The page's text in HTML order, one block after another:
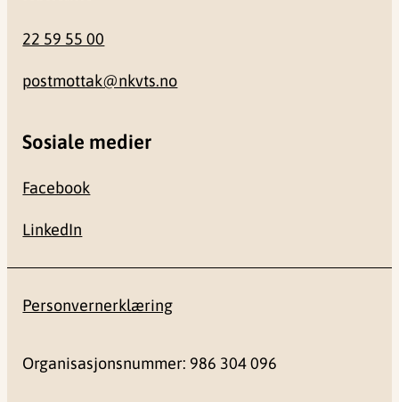
22 59 55 00
postmottak@nkvts.no
Sosiale medier
Facebook
LinkedIn
Personvernerklæring
Organisasjonsnummer: 986 304 096